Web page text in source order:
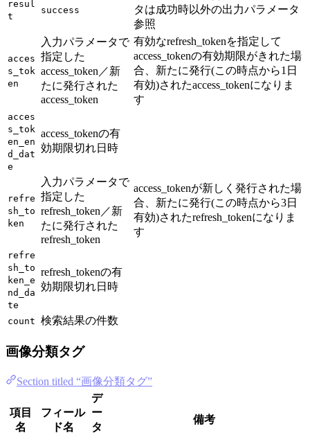
resul
t
success
タは成功時以外の出力パラメータ
参照
acces
s_tok
en
入力パラメータで
指定した
access_token／新
たに発行された
access_token
有効なrefresh_tokenを指定して
access_tokenの有効期限がきれた場
合、新たに発行(この時点から1日
有効)されたaccess_tokenになりま
す
acces
s_tok
en_en
d_dat
e
access_tokenの有
効期限切れ日時
refre
sh_to
ken
入力パラメータで
指定した
refresh_token／新
たに発行された
refresh_token
access_tokenが新しく発行された場
合、新たに発行(この時点から3日
有効)されたrefresh_tokenになりま
す
refre
sh_to
ken_e
nd_da
te
refresh_tokenの有
効期限切れ日時
count 検索結果の件数
画像分類タグ
Section titled “画像分類タグ”
項目
名
フィール
ド名
デ
ー
タ
備考